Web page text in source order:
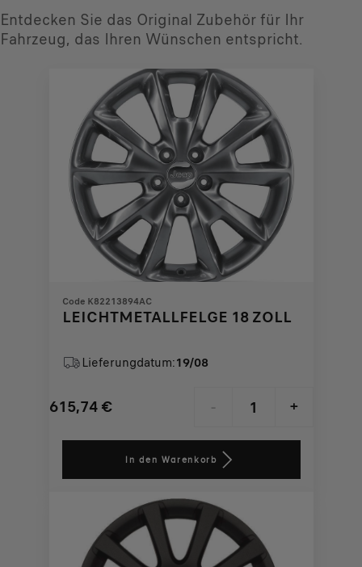
Entdecken Sie das Original Zubehör für Ihr
Fahrzeug, das Ihren Wünschen entspricht.
Code K82213894AC
LEICHTMETALLFELGE 18 ZOLL
Lieferungdatum:19/08
615,74 €
Price
615,74
- +
Quantity
to:
In den Warenkorb